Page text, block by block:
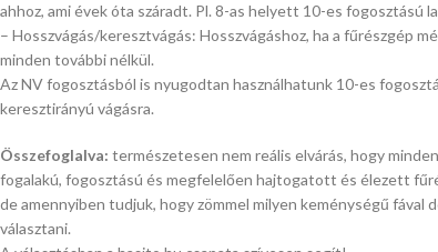
ahhoz, ami évek óta száradt. Pl. 8-as helyett 10-es fogosztású
– Hosszvágás/keresztvágás: Hosszvágáshoz, ha a fűrészgép
minden további nélkül.
Az NV fogosztásból is nyugodtan használhatunk 10-es
keresztirányú vágásra.
Összefoglalva: természetesen nem reális elvárás, hogy
fogalakú, fogosztású és megfelelően hajtogatott és élezett
de amennyiben tudjuk, hogy zömmel milyen keménységű
választani.